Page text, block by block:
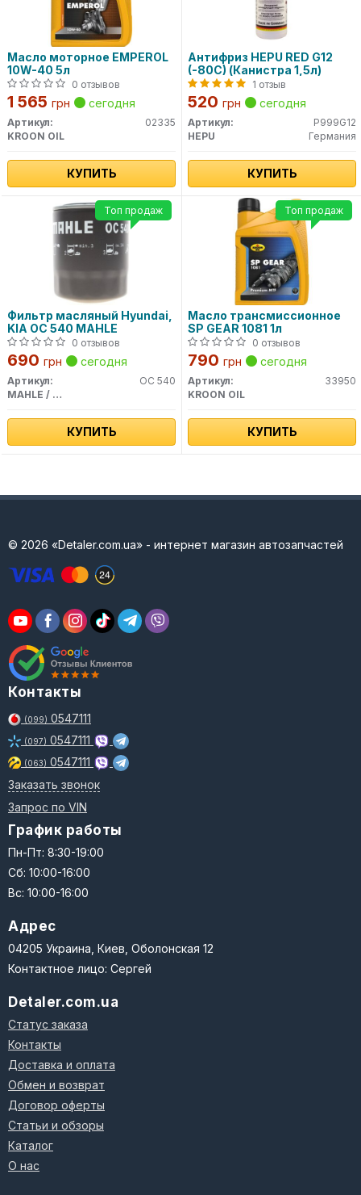
Масло моторное EMPEROL
10W-40 5л
0 отзывов
1 565 грн сегодня
Артикул:
02335
KROON OIL
КУПИТЬ
Антифриз HEPU RED G12
(-80C) (Канистра 1,5л)
1 отзыв
520 грн сегодня
Артикул:
P999G12
HEPU
Германия
КУПИТЬ
Фильтр масляный Hyundai,
KIA OC 540 MAHLE
0 отзывов
690 грн сегодня
Артикул:
OC 540
MAHLE / KNECHT
КУПИТЬ
Топ продаж
Масло трансмиссионное
SP GEAR 1081 1л
0 отзывов
790 грн сегодня
Артикул:
33950
KROON OIL
КУПИТЬ
Топ продаж
© 2026 «Detaler.com.ua» - интернет магазин автозапчастей
Контакты
(099) 0547111
(097) 0547111
(063) 0547111
Заказать звонок
Запрос по VIN
График работы
Пн-Пт: 8:30-19:00
Сб: 10:00-16:00
Вс: 10:00-16:00
Адрес
04205 Украина, Киев, Оболонская 12
Контактное лицо: Сергей
Detaler.com.ua
Статус заказа
Контакты
Доставка и оплата
Обмен и возврат
Договор оферты
Статьи и обзоры
Каталог
О нас